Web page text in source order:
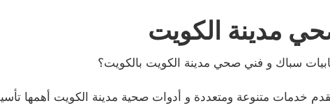
مدينة الكويت
سباك و فني صحي مدينة الكويت بالكويت؟
يقدم خدمات متنوعة ومتعددة و أدوات صحية مدينة الكويت أهمها